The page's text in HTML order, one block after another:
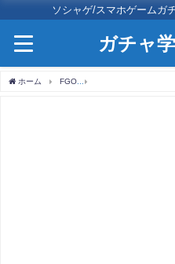
ソシャゲ/スマホゲームガ
ガチャ
ホーム FGO